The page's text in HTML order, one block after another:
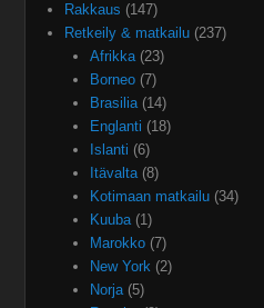
Rakkaus (147)
Retkeily & matkailu (237)
Afrikka(23)
Borneo(7)
Brasilia(14)
Englanti (18)
Islanti (6)
Itävalta(8)
Kotimaan matkailu(34)
Kuuba(1)
Marokko(7)
New York(2)
Norja(5)